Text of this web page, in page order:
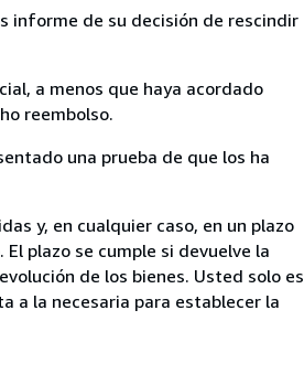
informe de su decisión de rescindir
a menos que haya acordado
reembolso.
una prueba de que los ha
y, en cualquier caso, en un plazo
plazo se cumple si devuelve la
de los bienes. Usted solo es
a la necesaria para establecer la